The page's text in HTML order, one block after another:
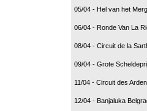
05/04 - Hel van het
06/04 - Ronde Van La
08/04 - Circuit de la
09/04 - Grote
11/04 - Circuit des
12/04 - Banjaluka